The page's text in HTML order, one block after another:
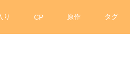
り CP 原作 タグ